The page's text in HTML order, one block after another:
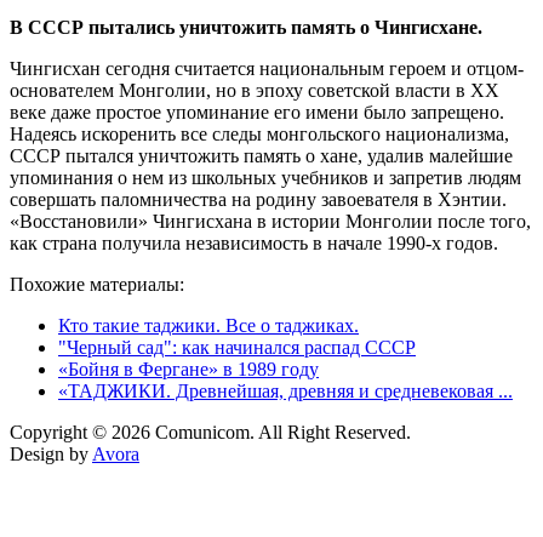
В СССР пытались уничтожить память о Чингисхане.
Чингисхан сегодня считается национальным героем и отцом-
основателем Монголии, но в эпоху советской власти в XX
веке даже простое упоминание его имени было запрещено.
Надеясь искоренить все следы монгольского национализма,
СССР пытался уничтожить память о хане, удалив малейшие
упоминания о нем из школьных учебников и запретив людям
совершать паломничества на родину завоевателя в Хэнтии.
«Восстановили» Чингисхана в истории Монголии после того,
как страна получила независимость в начале 1990-х годов.
Похожие материалы:
Кто такие таджики. Все о таджиках.
"Черный сад": как начинался распад СССР
«Бойня в Фергане» в 1989 году
«ТАДЖИКИ. Древнейшая, древняя и средневековая ...
Copyright © 2026 Comunicom. All Right Reserved.
Design by Avora